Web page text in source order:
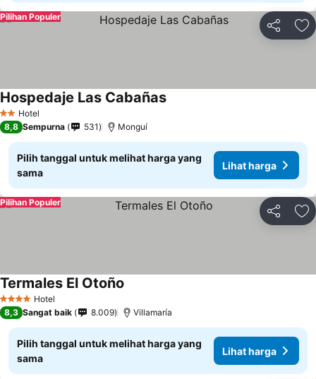
Bagikan
Pilihan Populer
2 Bintang
Hotel
Hospedaje Las Cabañas
8,8 Sempurna 531 Monguí
Pilih tanggal untuk melihat harga yang
sama
Lihat harga
Bagikan
Pilihan Populer
4 BintangHotel
Termales El Otoño
8,3 Sangat baik 8.009 Villamaría
Pilih tanggal untuk melihat harga yang
sama
Lihat harga